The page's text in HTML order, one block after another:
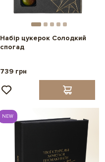
Набір цукерок Солодкий
спогад
739 грн
NEW